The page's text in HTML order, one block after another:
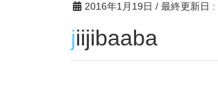
2016年1月19日 / 最終更新日 :
jiijibaaba